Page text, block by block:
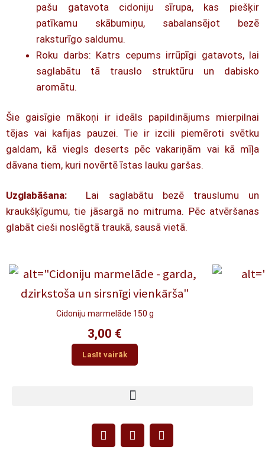
pašu gatavota cidoniju sīrupa, kas piešķir
patīkamu skābumiņu, sabalansējot bezē
raksturīgo saldumu.
Roku darbs: Katrs cepums irrūpīgi gatavots, lai
saglabātu tā trauslo struktūru un dabisko
aromātu.
Šie gaisīgie mākoņi ir ideāls papildinājums mierpilnai
tējas vai kafijas pauzei. Tie ir izcili piemēroti svētku
galdam, kā viegls deserts pēc vakariņām vai kā mīļa
dāvana tiem, kuri novērtē īstas lauku garšas.
Uzglabāšana: Lai saglabātu bezē trauslumu un
kraukšķīgumu, tie jāsargā no mitruma. Pēc atvēršanas
glabāt cieši noslēgtā traukā, sausā vietā.
Cidoniju marmelāde 150 g
3,00 €
Lasīt vairāk